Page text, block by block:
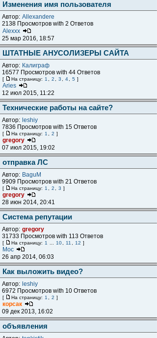
Изменения имя пользователя
Автор: Allexandere
2138 Просмотров with 2 Ответов
Alexxx
25 мар 2016, 18:57
ШТАТНЫЕ АНУСОЛИЗЕРЫ САЙТА
Автор: Калиграф
16577 Просмотров with 44 Ответов
[ На страницу: 1 2 3 4 5 ]
Aries
12 июл 2015, 11:22
Технические работы на сайте?
Автор: leshiy
7836 Просмотров with 15 Ответов
[ На страницу: 1 2 ]
gregory
07 июл 2015, 19:02
отправка ЛС
Автор: BaguM
9909 Просмотров with 21 Ответов
[ На страницу: 1 2 3 ]
gregory
28 июн 2014, 20:41
Система репутации
Автор: gregory
31733 Просмотров with 113 Ответов
[ На страницу: 1 10 11 12 ]
Мос
26 апр 2014, 06:03
Как выложить видео?
Автор: leshiy
6972 Просмотров with 10 Ответов
[ На страницу: 1 2 ]
корсак
09 дек 2013, 16:02
объявления